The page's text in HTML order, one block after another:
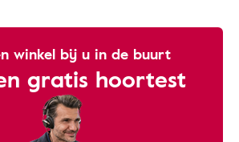
winkel bij u in de buurt
gratis hoortest